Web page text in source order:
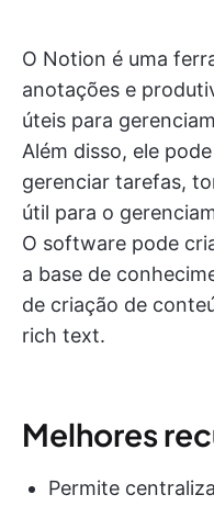
O Notion é uma
anotações e
úteis para
Além disso, ele
gerenciar tarefas,
útil para o
O software pode
a base de
de criação de
rich text.
Melhores
Permite